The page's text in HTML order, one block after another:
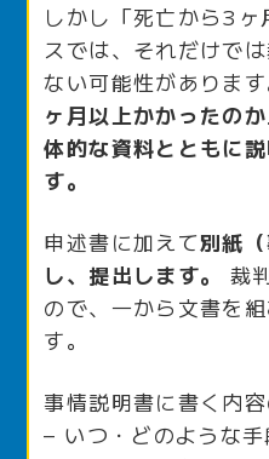
しかし「死亡から3ヶ
スでは、それだけで
ない可能性があります
ヶ月以上かかったの
体的な資料とともに
す。
申述書に加えて別紙
し、提出します。
裁
ので、一から文書を
す。
事情説明書に書く内容
– いつ・どのような